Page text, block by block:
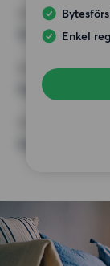
Enkel
HÖGSTA HYRA
12 500 kr
Inga speciella
ÖVRIGA
Inga speciella